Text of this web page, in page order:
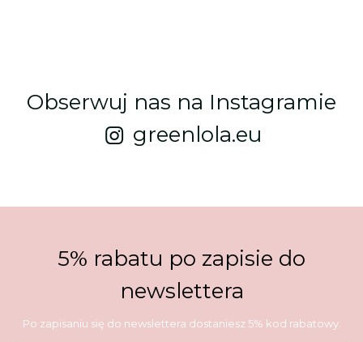
Obserwuj nas na Instagramie
greenlola.eu
5% rabatu po zapisie do
newslettera
Po zapisaniu się do newslettera dostaniesz 5% kod rabatowy.